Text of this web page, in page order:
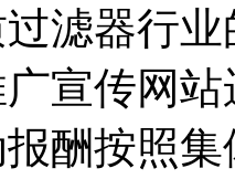
滤器行
宣传网
酬按照